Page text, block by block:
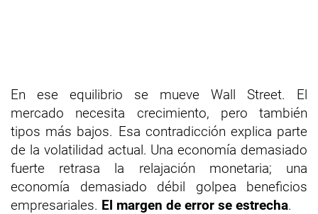
En ese equilibrio se mueve Wall Street. El
mercado necesita crecimiento, pero también
tipos más bajos. Esa contradicción explica parte
de la volatilidad actual. Una economía demasiado
fuerte retrasa la relajación monetaria; una
economía demasiado débil golpea beneficios
empresariales. El margen de error se estrecha.